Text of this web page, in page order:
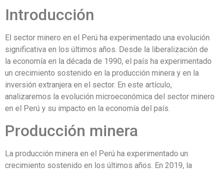
Introducción
El sector minero en el Perú ha experimentado una evolución
significativa en los últimos años. Desde la liberalización de
la economía en la década de 1990, el país ha experimentado
un crecimiento sostenido en la producción minera y en la
inversión extranjera en el sector. En este artículo,
analizaremos la evolución microeconómica del sector minero
en el Perú y su impacto en la economía del país.
Producción minera
La producción minera en el Perú ha experimentado un
crecimiento sostenido en los últimos años. En 2019, la